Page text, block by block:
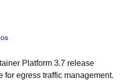
Platform 3.7 release
for egress traffic management.